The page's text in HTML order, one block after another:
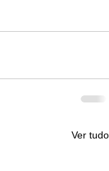
Ver tudo